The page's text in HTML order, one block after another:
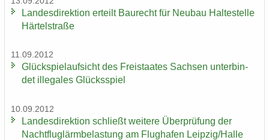
Lan­des­di­rek­ti­on er­teilt Bau­recht für Neu­bau Hal­te­stel­le
Här­tel­stra­ße
11.09.2012
Glück­spiel­auf­sicht des Frei­staa­tes Sach­sen un­ter­bin­
det il­le­ga­les Glücks­spiel
10.09.2012
Lan­des­di­rek­ti­on schließt wei­te­re Über­prü­fung der
Nacht­flug­lärm­be­las­tung am Flug­ha­fen Leip­zig/Halle